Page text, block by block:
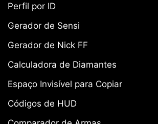
Perfil por ID
Gerador de Sensi
Gerador de Nick FF
Calculadora de Diamantes
Espaço Invisível para Copiar
Códigos de HUD